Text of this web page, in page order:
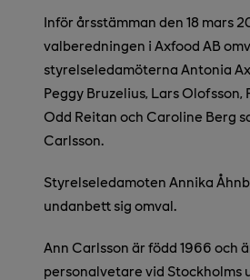
Inför årsstämman den 18 mars
valberedningen i Axfood AB
styrelseledamöterna Antonia
Peggy Bruzelius, Lars Olofsson,
Odd Reitan och Caroline Berg
Carlsson.
Styrelseledamoten Annika
undanbett sig omval.
Ann Carlsson är född 1966 och
personalvetare vid Stockholms